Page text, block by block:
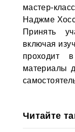
мастер-
Наджме
Принять
включая
проходит
материалы
Читайте